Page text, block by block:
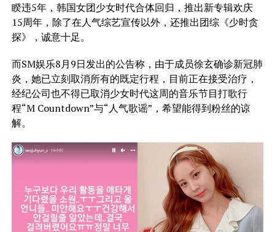
睽违5年，韩国女团少女时代合体回归，推出新专辑欢庆
15周年，除了在人气综艺宣传以外，还推出团综《少时贪
探》，诚意十足。
而SM娱乐8月9日发出的公告称，由于成员徐玄确诊新冠肺
炎，她已立刻取消所有的既定行程，目前正在接受治疗，
经纪公司也不得已取消少女时代这周的音乐节目打歌行
程“M Countdown”与“人气歌谣”，希望能得到粉丝的谅
解。